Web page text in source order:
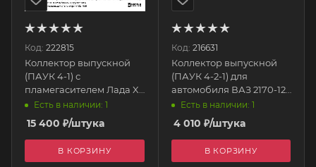
Код: 222815
Коллектор выпускной
(ПАУК 4-1) с
пламегасителем Лада X-
Ray 21129-1203008-10 1,6L
16кл (1 дат.) CBD111.005
CBD
Есть в наличии: 1
15 400 ₽/штука
В КОРЗИНУ
Код: 216631
Коллектор выпускной
(ПАУК 4-2-1) для
автомобиля ВАЗ 2170-12-
10 16 кл, 1 датчик. (под
фланцем) П89 STINGER
Есть в наличии: 1
4 010 ₽/штука
В КОРЗИНУ